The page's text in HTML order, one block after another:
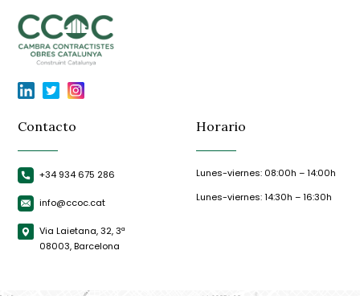
Contacto
+34 934 675 286
info@ccoc.cat
Via Laietana, 32, 3ª
08003, Barcelona
Horario
Lunes-viernes: 08:00h – 14:00h
Lunes-viernes: 14:30h – 16:30h